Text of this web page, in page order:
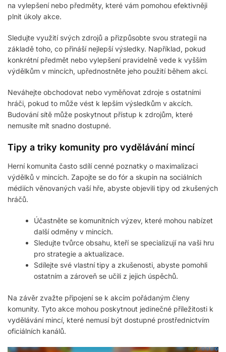
na vylepšení nebo předměty, které vám pomohou efektivněji
plnit úkoly akce.
Sledujte využití svých zdrojů a přizpůsobte svou strategii na
základě toho, co přináší nejlepší výsledky. Například, pokud
konkrétní předmět nebo vylepšení pravidelně vede k vyšším
výdělkům v mincích, upřednostněte jeho použití během akcí.
Neváhejte obchodovat nebo vyměňovat zdroje s ostatními
hráči, pokud to může vést k lepším výsledkům v akcích.
Budování sítě může poskytnout přístup k zdrojům, které
nemusíte mít snadno dostupné.
Tipy a triky komunity pro vydělávání mincí
Herní komunita často sdílí cenné poznatky o maximalizaci
výdělků v mincích. Zapojte se do fór a skupin na sociálních
médiích věnovaných vaší hře, abyste objevili tipy od zkušených
hráčů.
Účastněte se komunitních výzev, které mohou nabízet
další odměny v mincích.
Sledujte tvůrce obsahu, kteří se specializují na vaši hru
pro strategie a aktualizace.
Sdílejte své vlastní tipy a zkušenosti, abyste pomohli
ostatním a zároveň se učili z jejich úspěchů.
Na závěr zvažte připojení se k akcím pořádaným členy
komunity. Tyto akce mohou poskytnout jedinečné příležitosti k
vydělávání mincí, které nemusí být dostupné prostřednictvím
oficiálních kanálů.